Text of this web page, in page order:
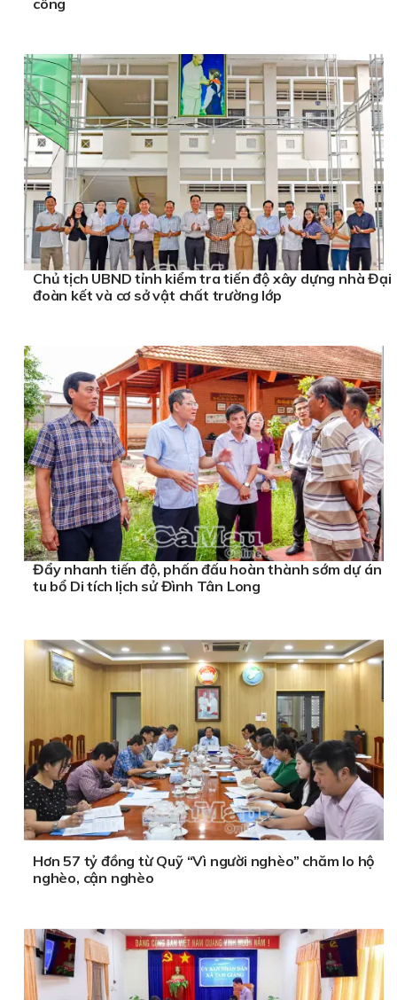
Chủ tịch UBND tỉnh kiểm tra tiến độ xây dựng nhà Đại
đoàn kết và cơ sở vật chất trường lớp
Đẩy nhanh tiến độ, phấn đấu hoàn thành sớm dự án
tu bổ Di tích lịch sử Đình Tân Long
Hơn 57 tỷ đồng từ Quỹ “Vì người nghèo” chăm lo hộ
nghèo, cận nghèo